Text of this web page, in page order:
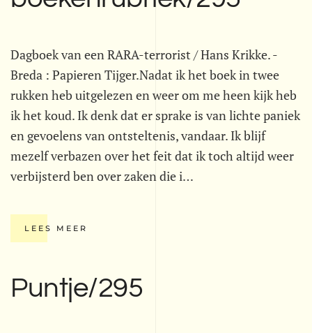
Dagboek van een RARA-terrorist / Hans Krikke. -
Breda : Papieren Tijger.Nadat ik het boek in twee
rukken heb uitgelezen en weer om me heen kijk heb
ik het koud. Ik denk dat er sprake is van lichte paniek
en gevoelens van ontsteltenis, vandaar. Ik blijf
mezelf verbazen over het feit dat ik toch altijd weer
verbijsterd ben over zaken die i…
LEES MEER
Puntje/295